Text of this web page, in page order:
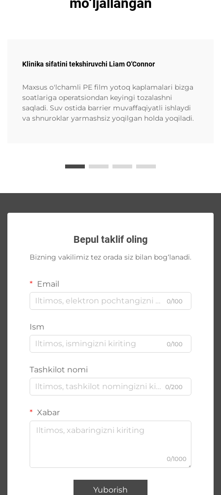
Klinika sifatini tekshiruvchi Liam O'Connor
Maxsus o'lchamli PE film yotoq kaplamalari bizga
soatlariga operatsiondan keyingi tozalashni
saqladi. Suv ostida barrier muvaffaqiyatli ishlaydi
va shnuroklar yarmashsiz yoqilgan holda yoqiladi.
Bepul taklif oling
Bizning vakilimiz tez orada siz bilan bog‘lanadi.
Email
0/100
Ism
0/100
Tashkilot nomi
0/200
Xabar
0/1000
Yuborish